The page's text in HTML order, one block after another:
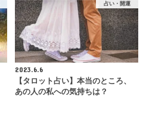
占い・開運
2023.6.6
【タロット占い】本当のところ、
あの人の私への気持ちは？